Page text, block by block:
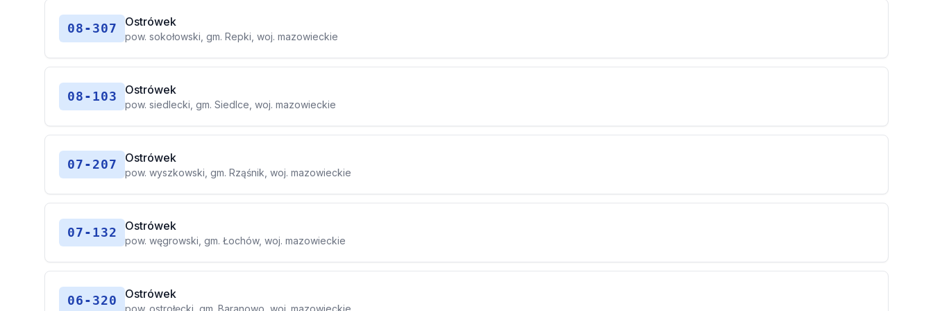
08-307 Ostrówek
pow. sokołowski, gm. Repki, woj. mazowieckie
08-103 Ostrówek
pow. siedlecki, gm. Siedlce, woj. mazowieckie
07-207 Ostrówek
pow. wyszkowski, gm. Rząśnik, woj. mazowieckie
07-132 Ostrówek
pow. węgrowski, gm. Łochów, woj. mazowieckie
06-320 Ostrówek
pow. ostrołęcki, gm. Baranowo, woj. mazowieckie